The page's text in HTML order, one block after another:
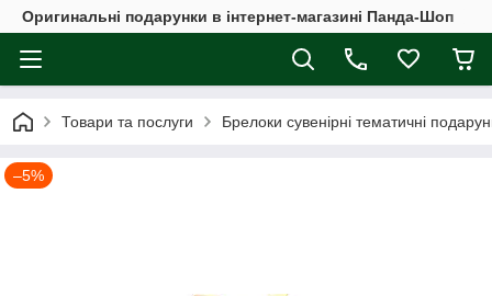
Оригинальні подарунки в інтернет-магазині Панда-Шоп
Товари та послуги Брелоки сувенірні тематичні
–5%